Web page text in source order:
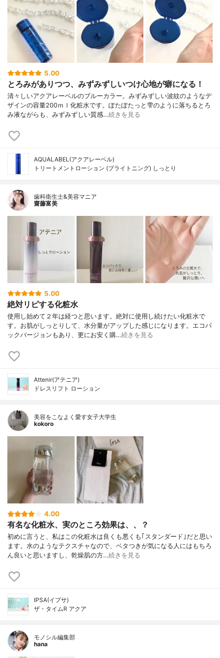
5.00
とろみがありつつ、みずみずしいつけ心地が癖になる！
清々しいアクアレーベルのブルーカラー。みずみずしい波紋のようなデ
ザインの容量200ｍｌ化粧水です。ぽたぽたっと雫のように落ちるとろ
み液ながらも、みずみずしい質感…続きを見る
AQUALABEL(アクアレーベル)
トリートメントローション (ブライトニング) しっとり
歯科衛生士&美容マニア
齋藤富美
5.00
絶対リピする化粧水
使用し始めて２年は経つと思います。絶対に使用し続けたい化粧水で
す。お肌がしっとりして、水分量がアップした感じになります。エコパ
ックバージョンもあり、更にお安く購…続きを見る
Attenir(アテニア)
ドレスリフト ローション
美容をこなよく愛す女子大学生
kokoro
4.00
有名な化粧水、実のところ効果は、、？
初めに言うと、私はこの化粧水は良くも悪くも｢スタンダード｣だと思い
ます。水のようなテクスチャなので、ベタつきが気になる人にはもちろ
ん良いと思いますし、乾燥肌の方…続きを見る
IPSA(イプサ)
ザ・タイムR アクア
モノシル編集部
hana